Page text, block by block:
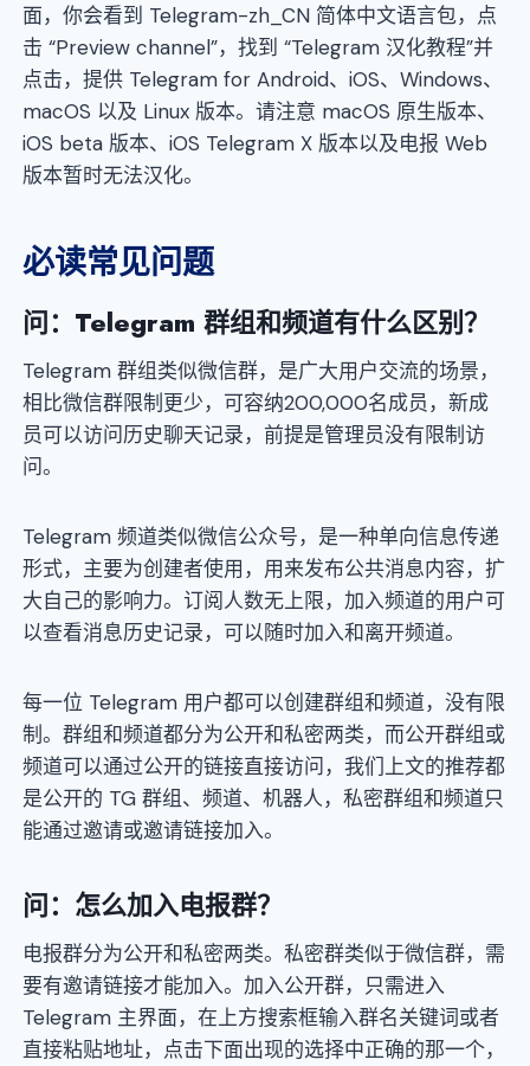
面，你会看到 Telegram-zh_CN 简体中文语言包，点
击 “Preview channel”，找到 “Telegram 汉化教程”并
点击，提供 Telegram for Android、iOS、Windows、
macOS 以及 Linux 版本。请注意 macOS 原生版本、
iOS beta 版本、iOS Telegram X 版本以及电报 Web
版本暂时无法汉化。
必读常见问题
问：Telegram 群组和频道有什么区别？
Telegram 群组类似微信群，是广大用户交流的场景，
相比微信群限制更少，可容纳200,000名成员，新成
员可以访问历史聊天记录，前提是管理员没有限制访
问。
Telegram 频道类似微信公众号，是一种单向信息传递
形式，主要为创建者使用，用来发布公共消息内容，扩
大自己的影响力。订阅人数无上限，加入频道的用户可
以查看消息历史记录，可以随时加入和离开频道。
每一位 Telegram 用户都可以创建群组和频道，没有限
制。群组和频道都分为公开和私密两类，而公开群组或
频道可以通过公开的链接直接访问，我们上文的推荐都
是公开的 TG 群组、频道、机器人，私密群组和频道只
能通过邀请或邀请链接加入。
问：怎么加入电报群？
电报群分为公开和私密两类。私密群类似于微信群，需
要有邀请链接才能加入。加入公开群，只需进入
Telegram 主界面，在上方搜索框输入群名关键词或者
直接粘贴地址，点击下面出现的选择中正确的那一个，